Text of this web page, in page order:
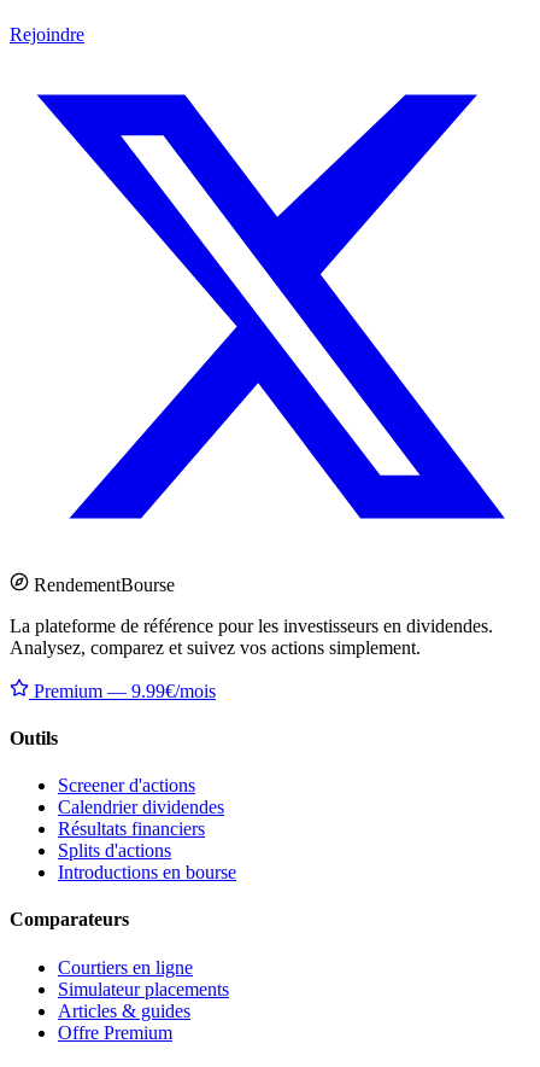
Rejoindre
RendementBourse
La plateforme de référence pour les investisseurs en dividendes.
Analysez, comparez et suivez vos actions simplement.
Premium — 9.99€/mois
Outils
Screener d'actions
Calendrier dividendes
Résultats financiers
Splits d'actions
Introductions en bourse
Comparateurs
Courtiers en ligne
Simulateur placements
Articles & guides
Offre Premium